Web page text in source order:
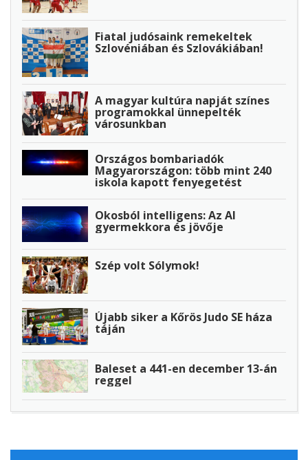
Fiatal judósaink remekeltek
Szlovéniában és Szlovákiában!
A magyar kultúra napját színes
programokkal ünnepelték
városunkban
Országos bombariadók
Magyarországon: több mint 240
iskola kapott fenyegetést
Okosból intelligens: Az AI
gyermekkora és jövője
Szép volt Sólymok!
Újabb siker a Kőrös Judo SE háza
táján
Baleset a 441-en december 13-án
reggel